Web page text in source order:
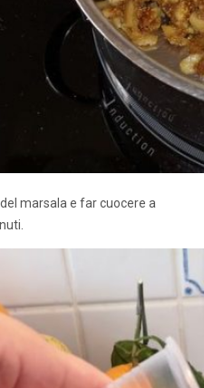
marsala e far cuocere a